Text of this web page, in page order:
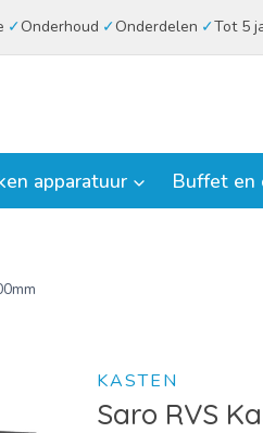
Onderhoud Onderdelen Tot 5
apparatuur Buffet en
KASTEN
Saro RVS